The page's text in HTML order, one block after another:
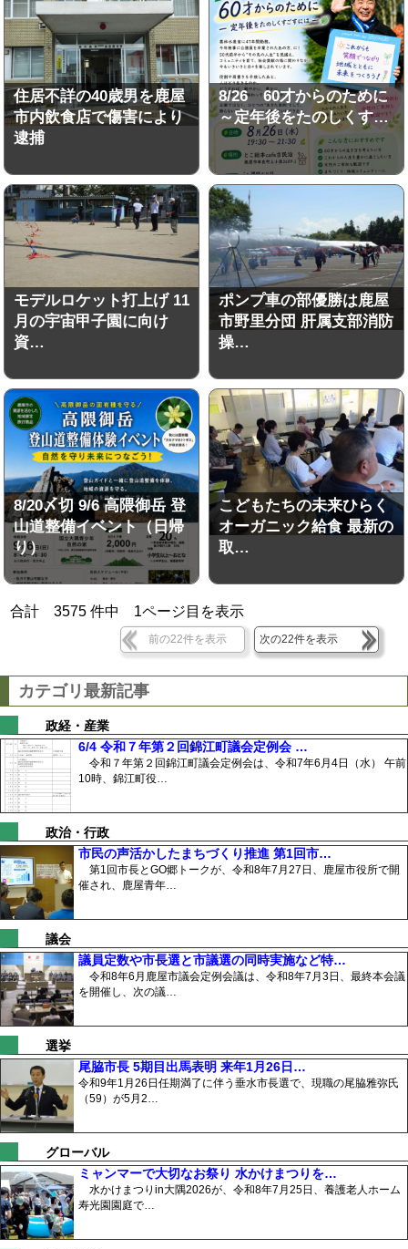
住居不詳の40歳男を鹿屋
市内飲食店で傷害により
逮捕
8/26 60才からのために
～定年後をたのしくす…
モデルロケット打上げ 11
月の宇宙甲子園に向け
資…
ポンプ車の部優勝は鹿屋
市野里分団 肝属支部消防
操…
8/20〆切 9/6 高隈御岳 登
山道整備イベント（日帰
り）
こどもたちの未来ひらく
オーガニック給食 最新の
取…
合計3575 件中 1ページ目を表示
前の22件を表示 次の22件を表示
カテゴリ最新記事
政経・産業
6/4 令和７年第２回錦江町議会定例会 …
令和７年第２回錦江町議会定例会は、令和7年6月4日（水） 午前
10時、錦江町役…
政治・行政
市民の声活かしたまちづくり推進 第1回市…
第1回市長とGO郷トークが、令和8年7月27日、鹿屋市役所で開
催され、鹿屋青年…
議会
議員定数や市長選と市議選の同時実施など特…
令和8年6月鹿屋市議会定例会議は、令和8年7月3日、最終本会議
を開催し、次の議…
選挙
尾脇市長 5期目出馬表明 来年1月26日…
令和9年1月26日任期満了に伴う垂水市長選で、現職の尾脇雅弥氏
（59）が5月2…
グローバル
ミャンマーで大切なお祭り 水かけまつりを…
水かけまつりin大隅2026が、令和8年7月25日、養護老人ホーム
寿光園園庭で…